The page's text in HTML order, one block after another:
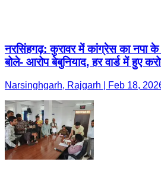
नरसिंहगढ़: कुरावर में कांग्रेस का नपा के
बोले- आरोप बेबुनियाद, हर वार्ड में हुए
Narsinghgarh, Rajgarh | Feb 18,